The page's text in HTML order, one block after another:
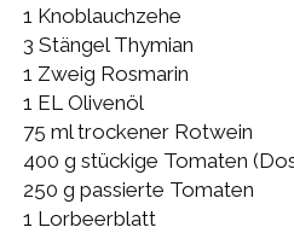
1 Knoblauchzehe
3 Stängel Thymian
1 Zweig Rosmarin
1 EL Olivenöl
75 ml trockener Rotwein
400 g stückige Tomaten
250 g passierte Tomaten
1 Lorbeerblatt